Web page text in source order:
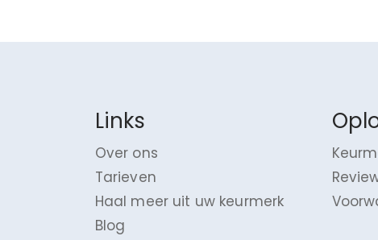
Links
Over ons
Tarieven
Haal meer uit uw keurmerk
Blog